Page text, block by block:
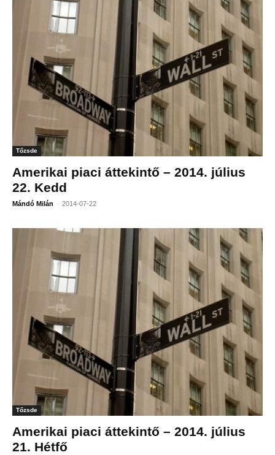
Tőzsde
Amerikai piaci áttekintő – 2014. július
22. Kedd
Mándó Milán - 2014-07-22
Tőzsde
Amerikai piaci áttekintő – 2014. július
21. Hétfő